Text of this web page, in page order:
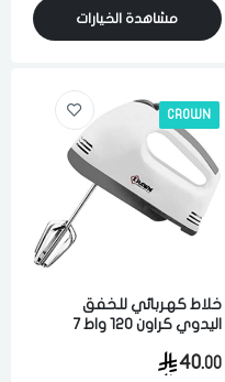
مشاهدة الخيارات
CROWN
خلاط كهربائي للخفق
اليدوي كراون 120 واط 7
40.00